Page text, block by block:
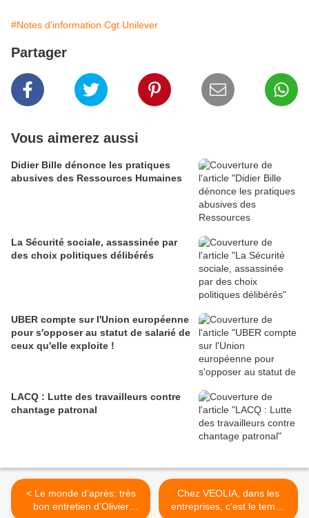
#Notes d'information Cgt Unilever
Partager
Vous aimerez aussi
Didier Bille dénonce les pratiques
abusives des Ressources Humaines
La Sécurité sociale, assassinée par
des choix politiques délibérés
UBER compte sur l'Union européenne
pour s'opposer au statut de salarié de
ceux qu'elle exploite !
LACQ : Lutte des travailleurs contre
chantage patronal
< Le monde d’après: très
bon entretien d’Olivier
Chez VEOLIA, dans les
entreprises, c'est le temps